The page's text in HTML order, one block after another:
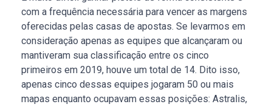
com a frequência necessária para vencer as margens
oferecidas pelas casas de apostas. Se levarmos em
consideração apenas as equipes que alcançaram ou
mantiveram sua classificação entre os cinco
primeiros em 2019, houve um total de 14. Dito isso,
apenas cinco dessas equipes jogaram 50 ou mais
mapas enquanto ocupavam essas posições: Astralis,